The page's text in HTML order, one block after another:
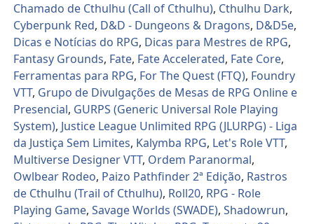
Chamado de Cthulhu (Call of Cthulhu), Cthulhu Dark,
Cyberpunk Red, D&D - Dungeons & Dragons, D&D5e,
Dicas e Notícias do RPG, Dicas para Mestres de RPG,
Fantasy Grounds, Fate, Fate Accelerated, Fate Core,
Ferramentas para RPG, For The Quest (FTQ), Foundry
VTT, Grupo de Divulgações de Mesas de RPG Online e
Presencial, GURPS (Generic Universal Role Playing
System), Justice League Unlimited RPG (JLURPG) - Liga
da Justiça Sem Limites, Kalymba RPG, Let's Role VTT,
Multiverse Designer VTT, Ordem Paranormal,
Owlbear Rodeo, Paizo Pathfinder 2ª Edição, Rastros
de Cthulhu (Trail of Cthulhu), Roll20, RPG - Role
Playing Game,Savage Worlds (SWADE),Shadowrun,